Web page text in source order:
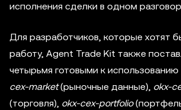
исполнения сделки в одном
Для разработчиков, которые хотят
работу, Agent Trade Kit также
четырьмя готовыми к использованию
cex-market(рыночные данные), okx-
(торговля), okx-cex-portfolio